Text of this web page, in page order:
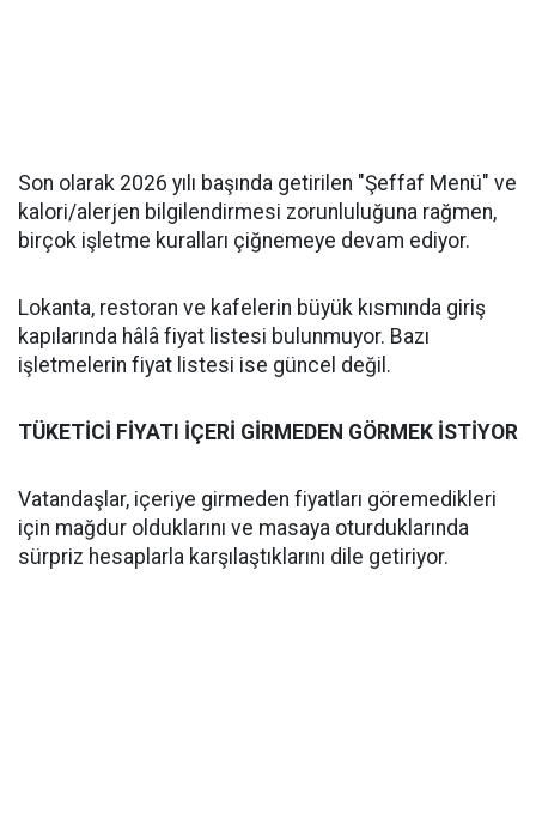
Son olarak 2026 yılı başında getirilen "Şeffaf Menü" ve
kalori/alerjen bilgilendirmesi zorunluluğuna rağmen,
birçok işletme kuralları çiğnemeye devam ediyor.
Lokanta, restoran ve kafelerin büyük kısmında giriş
kapılarında hâlâ fiyat listesi bulunmuyor. Bazı
işletmelerin fiyat listesi ise güncel değil.
TÜKETİCİ FİYATI İÇERİ GİRMEDEN GÖRMEK İSTİYOR
Vatandaşlar, içeriye girmeden fiyatları göremedikleri
için mağdur olduklarını ve masaya oturduklarında
sürpriz hesaplarla karşılaştıklarını dile getiriyor.